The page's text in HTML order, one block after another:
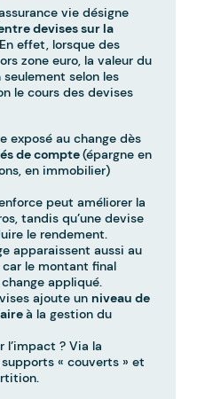
vie désigne
devises sur la
En effet, lorsque des
zone euro, la valeur du
selon les
le cours des devises
exposé au change dès
de compte(épargne en
en immobilier)
peut améliorer la
tandis qu’une devise
le rendement.
apparaissent aussi au
le montant final
appliqué.
ajoute un niveau de
à la gestion du
? Via la
« couverts » et